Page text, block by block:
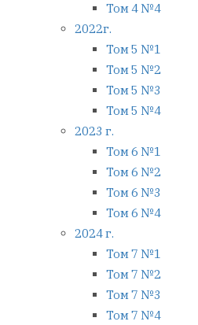
Том 4 №4
2022г.
Том 5 №1
Том 5 №2
Том 5 №3
Том 5 №4
2023 г.
Том 6 №1
Том 6 №2
Том 6 №3
Том 6 №4
2024 г.
Том 7 №1
Том 7 №2
Том 7 №3
Том 7 №4